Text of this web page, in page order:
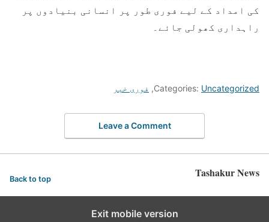
کی امداد کے لیے فوری طور پر انسانی بنیادوں پر
راہداری کھولی جائے۔
Categories: Uncategorized
, فوری خبر
Leave a Comment
Tashakur News
Back to top
Exit mobile version